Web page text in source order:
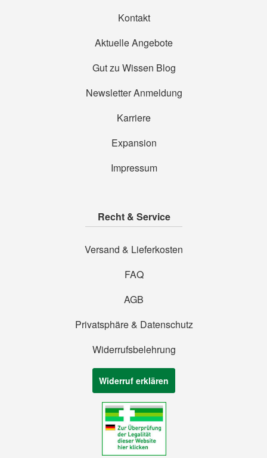
Kontakt
Aktuelle Angebote
Gut zu Wissen Blog
Newsletter Anmeldung
Karriere
Expansion
Impressum
Recht & Service
Versand & Lieferkosten
FAQ
AGB
Privatsphäre & Datenschutz
Widerrufsbelehrung
Widerruf erklären